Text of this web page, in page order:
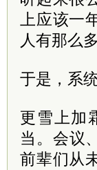
上应该一
人有那么
于是，系
更雪上加
当。会议
前辈们从